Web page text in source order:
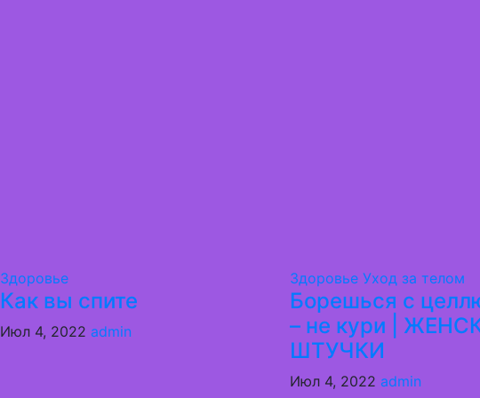
Здоровье
Как вы спите
Июл 4, 2022 admin
Здоровье Уход за телом
Борешься с
– не кури |
ШТУЧКИ
Июл 4, 2022 admin